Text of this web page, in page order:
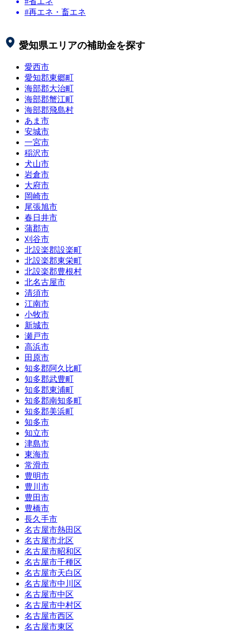
#再エネ・畜エネ
愛知県エリアの補助金を探す
愛西市
愛知郡東郷町
海部郡大治町
海部郡蟹江町
海部郡飛島村
あま市
安城市
一宮市
稲沢市
犬山市
岩倉市
大府市
岡崎市
尾張旭市
春日井市
蒲郡市
刈谷市
北設楽郡設楽町
北設楽郡東栄町
北設楽郡豊根村
北名古屋市
清須市
江南市
小牧市
新城市
瀬戸市
高浜市
田原市
知多郡阿久比町
知多郡武豊町
知多郡東浦町
知多郡南知多町
知多郡美浜町
知多市
知立市
津島市
東海市
常滑市
豊明市
豊川市
豊田市
豊橋市
長久手市
名古屋市熱田区
名古屋市北区
名古屋市昭和区
名古屋市千種区
名古屋市天白区
名古屋市中川区
名古屋市中区
名古屋市中村区
名古屋市西区
名古屋市東区